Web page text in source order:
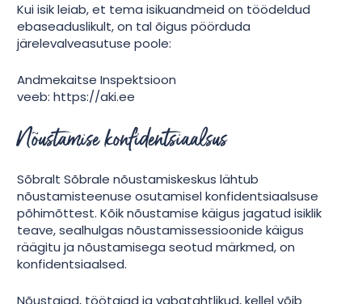
Kui isik leiab, et tema isikuandmeid on töödeldud
ebaseaduslikult, on tal õigus pöörduda
järelevalveasutuse poole:
Andmekaitse Inspektsioon
veeb: https://aki.ee
Nõustamise konfidentsiaalsus
Sõbralt Sõbrale nõustamiskeskus lähtub
nõustamisteenuse osutamisel konfidentsiaalsuse
põhimõttest. Kõik nõustamise käigus jagatud isiklik
teave, sealhulgas nõustamissessioonide käigus
räägitu ja nõustamisega seotud märkmed, on
konfidentsiaalsed.
Nõustajad, töötajad ja vabatahtlikud, kellel võib